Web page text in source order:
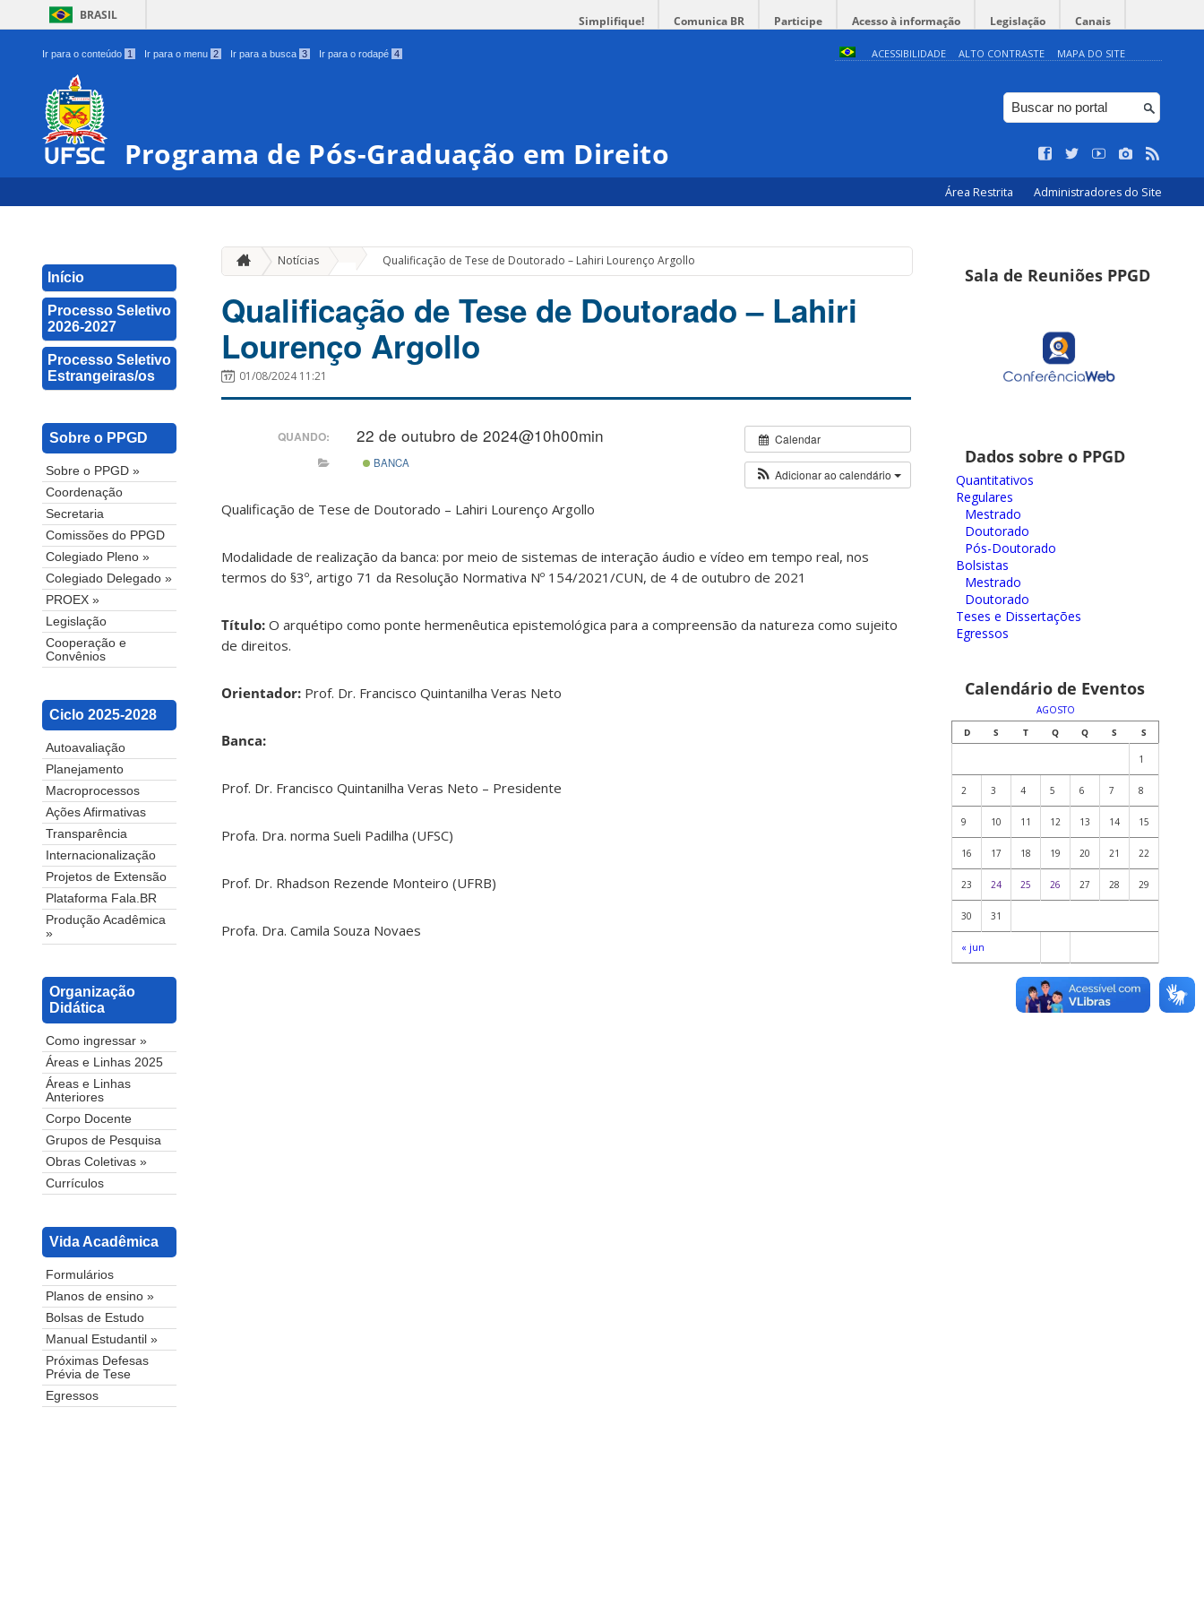
BRASIL Simplifique! Comunica BR Participe Acesso à informação Legislação Canais
Ir para o conteúdo 1 Ir para o menu 2 Ir para a busca 3 Ir para o rodapé 4 ACESSIBILIDADE ALTO CONTRASTE MAPA DO SITE
Programa de Pós-Graduação em Direito
Área Restrita Administradores do Site
Início
Processo Seletivo
2026-2027
Processo Seletivo
Estrangeiras/os
Sobre o PPGD
Sobre o PPGD »
Coordenação
Secretaria
Comissões do PPGD
Colegiado Pleno »
Colegiado Delegado »
PROEX »
Legislação
Cooperação e
Convênios
Ciclo 2025-2028
Autoavaliação
Planejamento
Macroprocessos
Ações Afirmativas
Transparência
Internacionalização
Projetos de Extensão
Plataforma Fala.BR
Produção Acadêmica
»
Organização
Didática
Como ingressar »
Áreas e Linhas 2025
Áreas e Linhas
Anteriores
Corpo Docente
Grupos de Pesquisa
Obras Coletivas »
Currículos
Vida Acadêmica
Formulários
Planos de ensino »
Bolsas de Estudo
Manual Estudantil »
Próximas Defesas
Prévia de Tese
Egressos
Notícias Qualificação de Tese de Doutorado – Lahiri Lourenço Argollo
Qualificação de Tese de Doutorado – Lahiri
Lourenço Argollo
01/08/2024 11:21
Calendar
Adicionar ao calendário
QUANDO: 22 de outubro de 2024@10h00min
BANCA
Qualificação de Tese de Doutorado – Lahiri Lourenço Argollo
Modalidade de realização da banca: por meio de sistemas de interação áudio e vídeo em tempo real, nos
termos do §3º, artigo 71 da Resolução Normativa Nº 154/2021/CUN, de 4 de outubro de 2021
Título: O arquétipo como ponte hermenêutica epistemológica para a compreensão da natureza como sujeito
de direitos.
Orientador: Prof. Dr. Francisco Quintanilha Veras Neto
Banca:
Prof. Dr. Francisco Quintanilha Veras Neto – Presidente
Profa. Dra. norma Sueli Padilha (UFSC)
Prof. Dr. Rhadson Rezende Monteiro (UFRB)
Profa. Dra. Camila Souza Novaes
Sala de Reuniões PPGD
Dados sobre o PPGD
Quantitativos
Regulares
Mestrado
Doutorado
Pós-Doutorado
Bolsistas
Mestrado
Doutorado
Teses e Dissertações
Egressos
Calendário de Eventos
AGOSTO
D
S T Q Q S S
« jun
1
2 3 4 5 6 7 8
9 10 11 12 13 14 15
16 17 18 19 20 21 22
23 24 25 26 27 28 29
30 31